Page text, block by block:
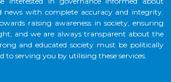
news with complete accuracy and integrity.
raising awareness in society, ensuring
and we are always transparent about the
and educated society must be politically
to serving you by utilising these services.